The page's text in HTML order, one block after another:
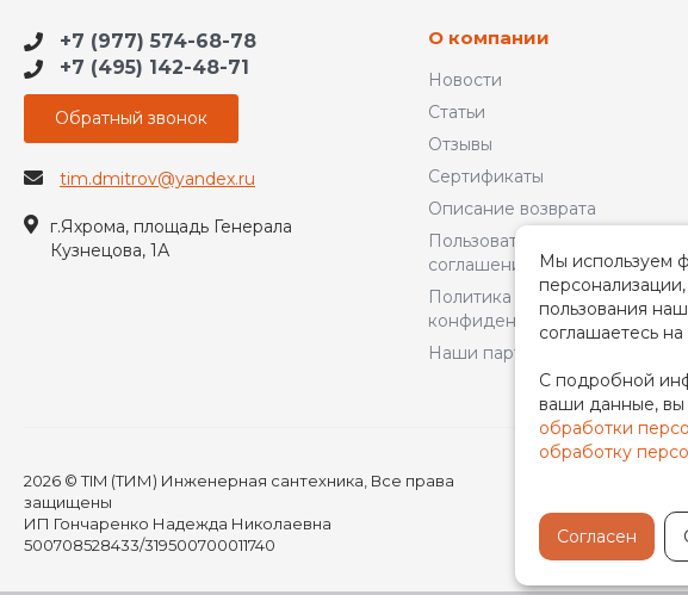
+7 (977) 574-68-78
+7 (495) 142-48-71
Обратный звонок
tim.dmitrov@yandex.ru
г.Яхрома, площадь Генерала
Кузнецова, 1А
О компании
Новости
Статьи
Отзывы
Сертификаты
Описание возврата
Пользовательское
соглашение
Политика
конфиденциальности
Наши партнеры
2026 © TIM (ТИМ) Инженерная сантехника, Все права
защищены
ИП Гончаренко Надежда Николаевна
500708528433/319500700011740
Мы используем
пользования
соглашаетесь
С подробной
ваши данные, вы
обработки
обработку
Согласен